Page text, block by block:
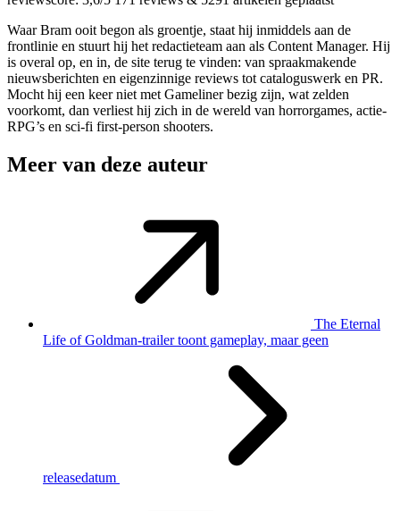
Waar Bram ooit begon als groentje, staat hij inmiddels aan de
frontlinie en stuurt hij het redactieteam aan als Content Manager. Hij
is overal op, en in, de site terug te vinden: van spraakmakende
nieuwsberichten en eigenzinnige reviews tot cataloguswerk en PR.
Mocht hij een keer niet met Gameliner bezig zijn, wat zelden
voorkomt, dan verliest hij zich in de wereld van horrorgames, actie-
RPG’s en sci-fi first-person shooters.
Meer van deze auteur
The Eternal
Life of Goldman-trailer toont gameplay, maar geen
releasedatum